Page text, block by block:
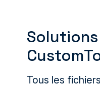
Tous les